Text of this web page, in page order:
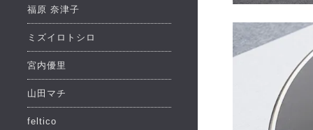
福原 奈津子
ミズイロトシロ
宮内優里
山田マチ
feltico